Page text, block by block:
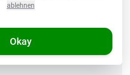
ablehnen
Okay
🌞 SOMMERDEALS